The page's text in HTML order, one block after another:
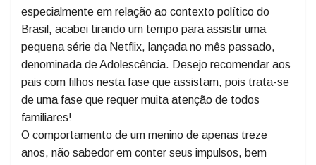
Professor Me. Ciro José Toaldo
Dentre muitos assuntos que poderia comentar,
especialmente em relação ao contexto político do
Brasil, acabei tirando um tempo para assistir uma
pequena série da Netflix, lançada no mês passado,
denominada de Adolescência. Desejo recomendar aos
pais com filhos nesta fase que assistam, pois trata-se
de uma fase que requer muita atenção de todos